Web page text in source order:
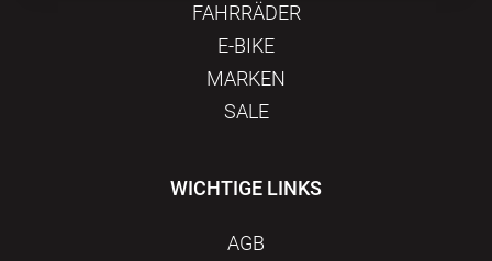
FAHRRÄDER
E-BIKE
MARKEN
SALE
WICHTIGE LINKS
AGB